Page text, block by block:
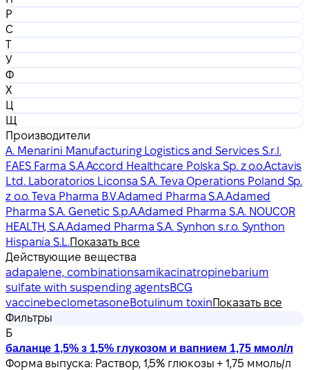
Р
С
Т
У
Ф
Х
Ц
Щ
Производители
A. Menarini Manufacturing Logistics and Services S.r.l.
FAES Farma S.A.Accord Healthcare Polska Sp. z o.o.Actavis
Ltd. Laboratorios Liconsa S.A. Teva Operations Poland Sp.
z o.o. Teva Pharma B.V.Adamed Pharma S.A.Adamed
Pharma S.A. Genetic S.p.A.Adamed Pharma S.A. NOUCOR
HEALTH, S.A.Adamed Pharma S.A. Synhon s.r.o. Synthon
Hispania S.L.Показать все
Действующие вещества
adapalene, combinationsamikacinatropinebarium
sulfate with suspending agentsBCG
vaccinebeclometasoneBotulinum toxinПоказать все
Фильтры
Б
баланце 1,5% з 1,5% глукозом и вапнием 1,75 ммол/л
Форма выпуска: Раствор, 1,5% глюкозы + 1,75 ммоль/л